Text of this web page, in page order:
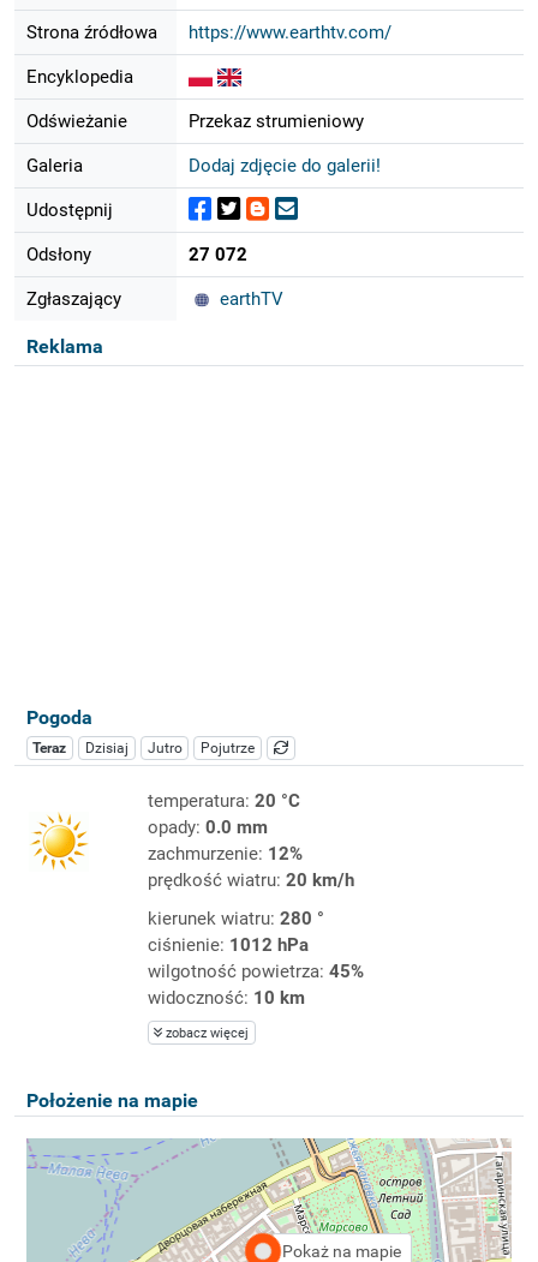
Strona źródłowa https://www.earthtv.com/
Encyklopedia
Odświeżanie Przekaz strumieniowy
Galeria Dodaj zdjęcie do galerii!
Udostępnij
Odsłony 27 072
Zgłaszający earthTV
Reklama
Pogoda
Teraz Dzisiaj Jutro Pojutrze
temperatura: 20 °C
opady: 0.0 mm
zachmurzenie: 12%
prędkość wiatru: 20 km/h
kierunek wiatru: 280 °
ciśnienie: 1012 hPa
wilgotność powietrza: 45%
widoczność: 10 km
zobacz więcej
Położenie na mapie
Pokaż na mapie